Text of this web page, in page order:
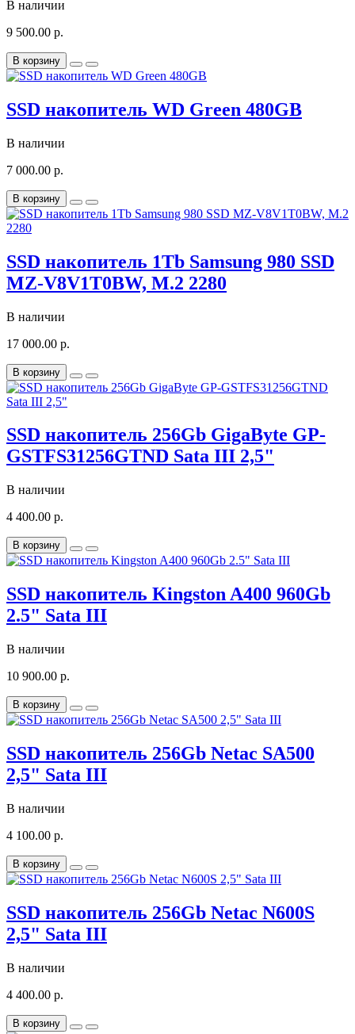
В наличии
9 500.00 р.
В корзину
SSD накопитель WD Green 480GB
В наличии
7 000.00 р.
В корзину
SSD накопитель 1Tb Samsung 980 SSD
MZ-V8V1T0BW, M.2 2280
В наличии
17 000.00 р.
В корзину
SSD накопитель 256Gb GigaByte GP-
GSTFS31256GTND Sata III 2,5"
В наличии
4 400.00 р.
В корзину
SSD накопитель Kingston A400 960Gb
2.5" Sata III
В наличии
10 900.00 р.
В корзину
SSD накопитель 256Gb Netac SA500
2,5" Sata III
В наличии
4 100.00 р.
В корзину
SSD накопитель 256Gb Netac N600S
2,5" Sata III
В наличии
4 400.00 р.
В корзину